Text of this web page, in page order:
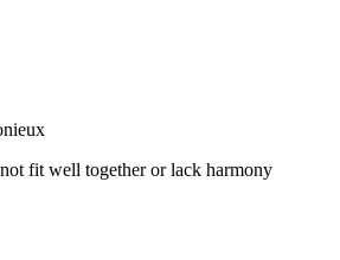
fit well together or lack harmony